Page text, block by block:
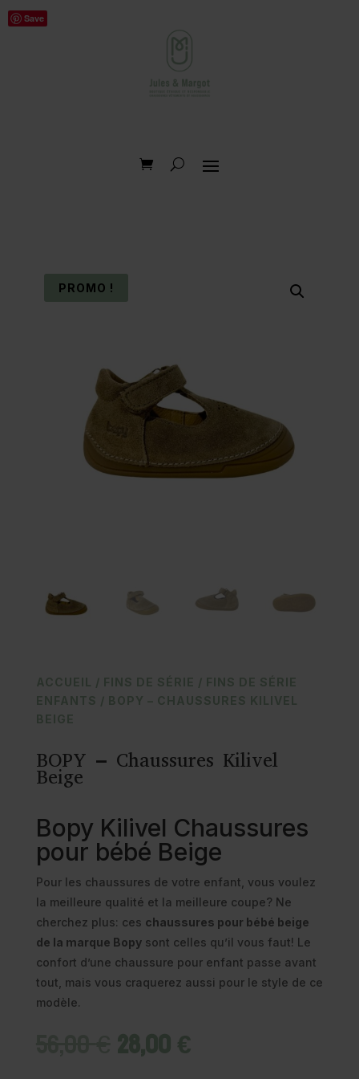
Save
PROMO !
ACCUEIL / FINS DE SÉRIE / FINS DE SÉRIE
ENFANTS / BOPY – CHAUSSURES KILIVEL
BEIGE
BOPY – Chaussures Kilivel
Beige
Bopy Kilivel Chaussures
pour bébé Beige
Pour les chaussures de votre enfant, vous voulez
la meilleure qualité et la meilleure coupe? Ne
cherchez plus: ces chaussures pour bébé beige
de la marque Bopysont celles qu’il vous faut! Le
confort d’une chaussure pour enfant passe avant
tout, mais vous craquerez aussi pour le style de ce
modèle.
Le
prix
28,00€